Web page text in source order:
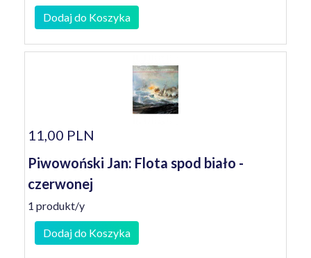
Dodaj do Koszyka
11,00 PLN
Piwowoński Jan: Flota spod biało -
czerwonej
1 produkt/y
Dodaj do Koszyka